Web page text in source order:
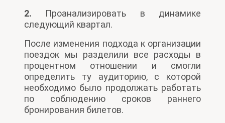
2. Проанализировать в динамике
следующий квартал.
После изменения подхода к организации
поездок мы разделили все расходы в
процентном отношении и смогли
определить ту аудиторию, с которой
необходимо было продолжать работать
по соблюдению сроков раннего
бронирования билетов.